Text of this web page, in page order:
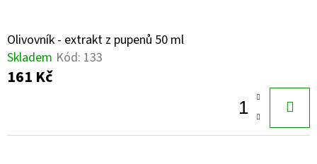
Olivovník - extrakt z pupenů 50 ml
Skladem Kód: 133
161 Kč